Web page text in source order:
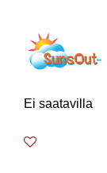
Ei saatavilla